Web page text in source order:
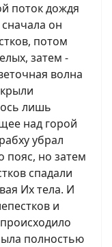
поток дождя
он
потом
затем -
волна
лишь
над горой
убрал
пояс, но затем
спадали
Их тела. И
и
полностью